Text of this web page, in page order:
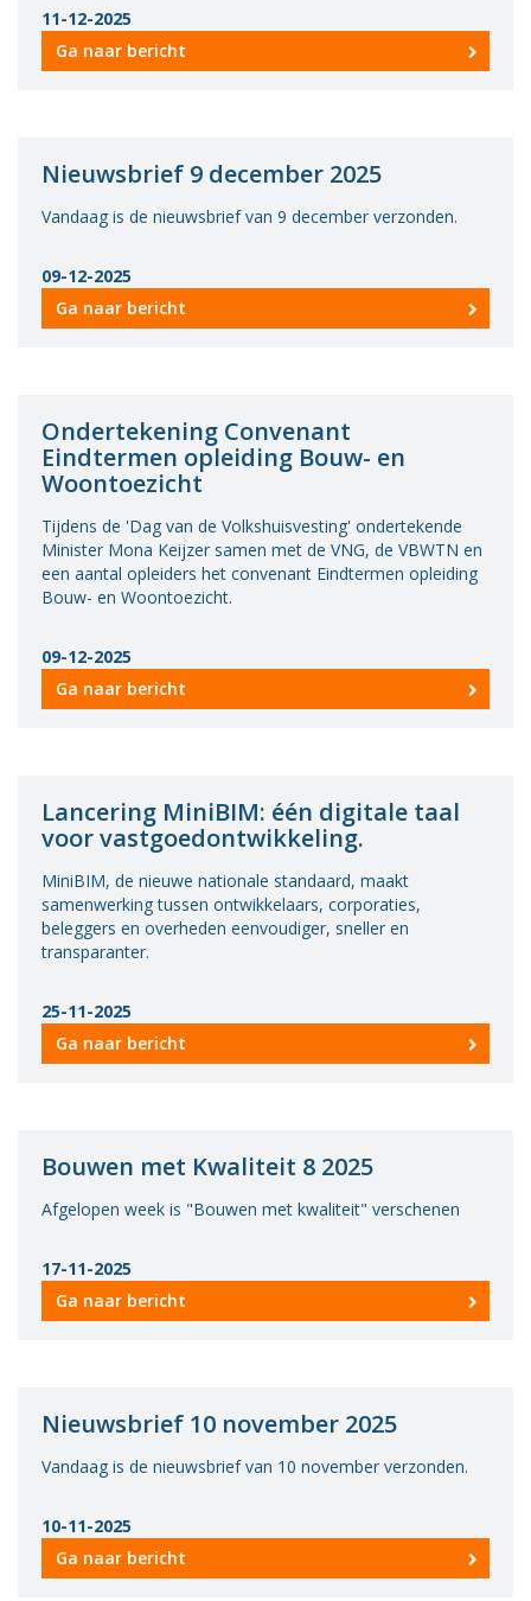
11-12-2025
Ga naar bericht
Nieuwsbrief 9 december 2025
Vandaag is de nieuwsbrief van 9 december verzonden.
09-12-2025
Ga naar bericht
Ondertekening Convenant
Eindtermen opleiding Bouw- en
Woontoezicht
Tijdens de 'Dag van de Volkshuisvesting' ondertekende
Minister Mona Keijzer samen met de VNG, de VBWTN en
een aantal opleiders het convenant Eindtermen opleiding
Bouw- en Woontoezicht.
09-12-2025
Ga naar bericht
Lancering MiniBIM: één digitale taal
voor vastgoedontwikkeling.
MiniBIM, de nieuwe nationale standaard, maakt
samenwerking tussen ontwikkelaars, corporaties,
beleggers en overheden eenvoudiger, sneller en
transparanter.
25-11-2025
Ga naar bericht
Bouwen met Kwaliteit 8 2025
Afgelopen week is "Bouwen met kwaliteit" verschenen
17-11-2025
Ga naar bericht
Nieuwsbrief 10 november 2025
Vandaag is de nieuwsbrief van 10 november verzonden.
10-11-2025
Ga naar bericht